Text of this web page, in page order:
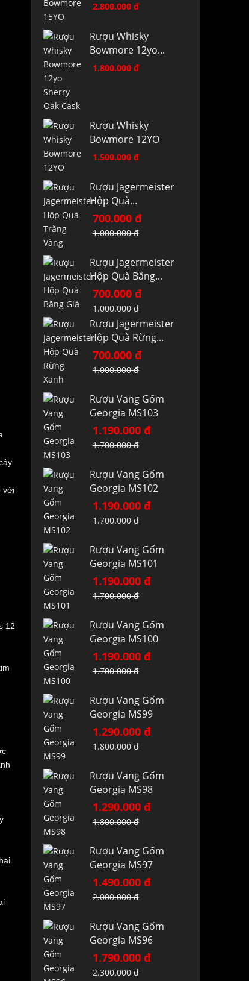
với
12
2.800.000 đ
Rượu Whisky
Bowmore 12yo...
1.800.000 đ
Rượu Whisky
Bowmore 12YO
1.500.000 đ
Rượu Jagermeister
Hộp Quà...
700.000 đ
1.000.000 đ
Rượu Jagermeister
Hộp Quà Băng...
700.000 đ
1.000.000 đ
Rượu Jagermeister
Hộp Quà Rừng...
700.000 đ
1.000.000 đ
Rượu Vang Gốm
Georgia MS103
1.190.000 đ
1.700.000 đ
Rượu Vang Gốm
Georgia MS102
1.190.000 đ
1.700.000 đ
Rượu Vang Gốm
Georgia MS101
1.190.000 đ
1.700.000 đ
Rượu Vang Gốm
Georgia MS100
1.190.000 đ
1.700.000 đ
Rượu Vang Gốm
Georgia MS99
1.290.000 đ
1.800.000 đ
Rượu Vang Gốm
Georgia MS98
1.290.000 đ
1.800.000 đ
Rượu Vang Gốm
Georgia MS97
1.490.000 đ
2.000.000 đ
Rượu Vang Gốm
Georgia MS96
1.790.000 đ
2.300.000 đ